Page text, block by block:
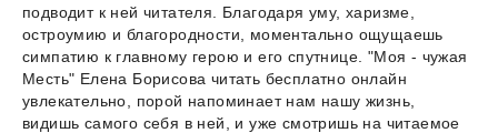
подводит к ней читателя. Благодаря уму, харизме,
остроумию и благородности, моментально ощущаешь
симпатию к главному герою и его спутнице. "Моя - чужая
Месть" Елена Борисова читать бесплатно онлайн
увлекательно, порой напоминает нам нашу жизнь,
видишь самого себя в ней, и уже смотришь на читаемое